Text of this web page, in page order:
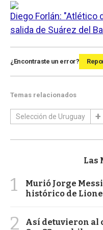
Diego Forlán: "Atlético
salida de Suárez del
¿Encontraste un error?
Temas relacionados
Selección de Uruguay
Las
1
Murió Jorge
histórico de
2
Así detuvieron al